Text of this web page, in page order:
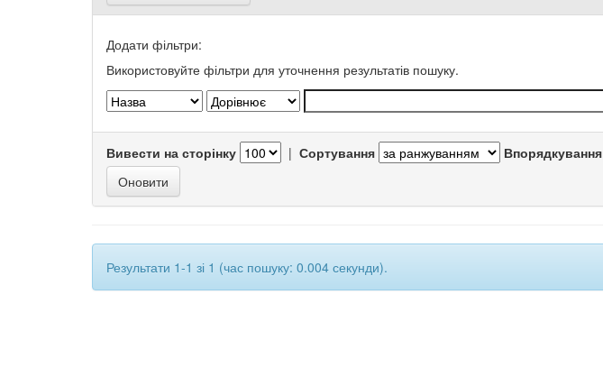
Додати фільтри:
Використовуйте фільтри для уточнення результатів пошуку.
Вивести на сторінку | Сортування Впорядкування
Результати 1-1 зі 1 (час пошуку: 0.004 секунди).